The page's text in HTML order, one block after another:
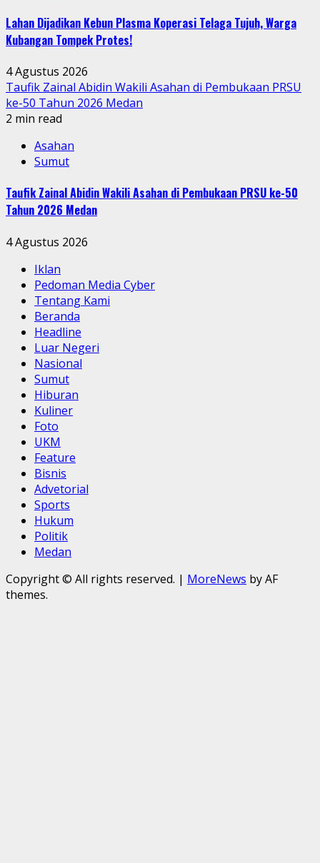
Lahan Dijadikan Kebun Plasma Koperasi Telaga Tujuh, Warga
Kubangan Tompek Protes!
4 Agustus 2026
Taufik Zainal Abidin Wakili Asahan di Pembukaan PRSU
ke-50 Tahun 2026 Medan
2 min read
Asahan
Sumut
Taufik Zainal Abidin Wakili Asahan di Pembukaan PRSU ke-50
Tahun 2026 Medan
4 Agustus 2026
Iklan
Pedoman Media Cyber
Tentang Kami
Beranda
Headline
Luar Negeri
Nasional
Sumut
Hiburan
Kuliner
Foto
UKM
Feature
Bisnis
Advetorial
Sports
Hukum
Politik
Medan
Copyright © All rights reserved. | MoreNews by AF
themes.